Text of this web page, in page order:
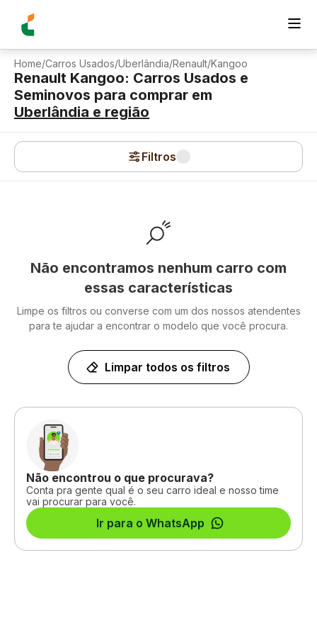
Home/Carros Usados/Uberlândia/Renault/Kangoo
Renault Kangoo: Carros Usados e
Seminovos para comprar em
Uberlândia e região
Filtros
Não encontramos nenhum carro com
essas características
Limpe os filtros ou converse com um dos nossos atendentes
para te ajudar a encontrar o modelo que você procura.
Limpar todos os filtros
Não encontrou o que procurava?
Conta pra gente qual é o seu carro ideal e nosso time
vai procurar para você.
Ir para o WhatsApp